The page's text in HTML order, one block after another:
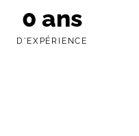
0 ans
D'EXPÉRIENCE